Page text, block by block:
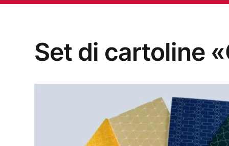
Set di cartoline